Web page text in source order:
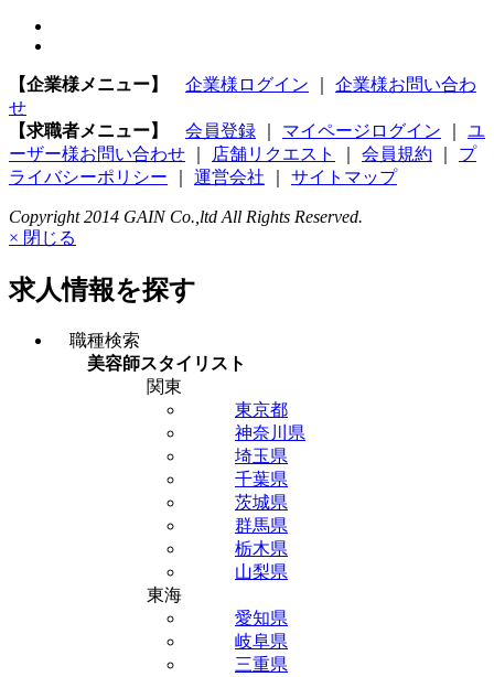
【企業様メニュー】 企業様ログイン
企業様お問い合わ
せ
【求職者メニュー】
会員登録 マイページログイン
ユ
ーザー様お問い合わせ
店舗リクエスト 会員規約
プ
ライバシーポリシー
運営会社 サイトマップ
Copyright 2014 GAIN Co.,ltd All Rights Reserved.
× 閉じる
求人情報を探す
職種検索
美容師スタイリスト
関東
東京都
神奈川県
埼玉県
千葉県
茨城県
群馬県
栃木県
山梨県
東海
愛知県
岐阜県
三重県